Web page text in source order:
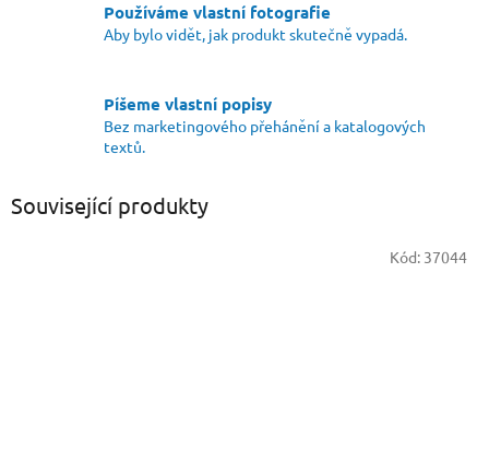
Používáme vlastní fotografie
Aby bylo vidět, jak produkt skutečně vypadá.
Píšeme vlastní popisy
Bez marketingového přehánění a katalogových
textů.
Související produkty
Kód: 37044